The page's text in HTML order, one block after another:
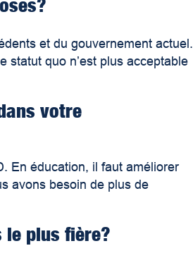
et du gouvernement actuel.
statut quo n’est plus acceptable
votre
En éducation, il faut améliorer
avons besoin de plus de
le plus fière?